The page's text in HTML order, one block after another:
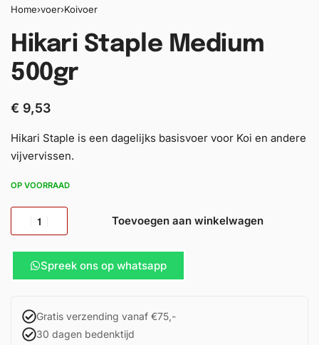
Home›voer›Koivoer
Hikari Staple Medium
500gr
€ 9,53
Hikari Staple is een dagelijks basisvoer voor Koi en andere
vijvervissen.
OP VOORRAAD
Toevoegen aan winkelwagen
Spreek ons op whatsapp
Gratis verzending vanaf €75,-
30 dagen bedenktijd